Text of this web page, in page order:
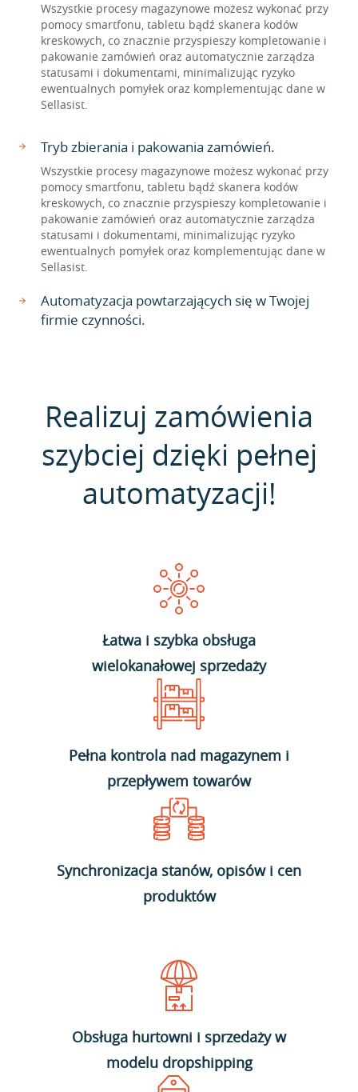
Wszystkie procesy magazynowe możesz wykonać przy
pomocy smartfonu, tabletu bądź skanera kodów
kreskowych, co znacznie przyspieszy kompletowanie i
pakowanie zamówień oraz automatycznie zarządza
statusami i dokumentami, minimalizując ryzyko
ewentualnych pomyłek oraz komplementując dane w
Sellasist.
Tryb zbierania i pakowania zamówień.
Wszystkie procesy magazynowe możesz wykonać przy
pomocy smartfonu, tabletu bądź skanera kodów
kreskowych, co znacznie przyspieszy kompletowanie i
pakowanie zamówień oraz automatycznie zarządza
statusami i dokumentami, minimalizując ryzyko
ewentualnych pomyłek oraz komplementując dane w
Sellasist.
Automatyzacja powtarzających się w Twojej
firmie czynności.
Realizuj zamówienia
szybciej dzięki pełnej
automatyzacji!
Łatwa i szybka obsługa
wielokanałowej sprzedaży
Pełna kontrola nad magazynem i
przepływem towarów
Synchronizacja stanów, opisów i cen
produktów
Obsługa hurtowni i sprzedaży w
modelu dropshipping